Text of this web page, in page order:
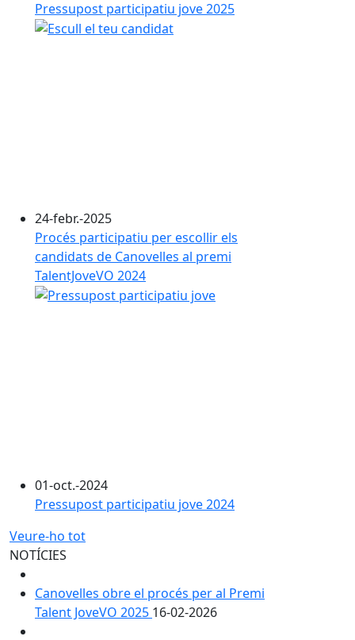
Pressupost participatiu jove 2025
24-febr.-2025
Procés participatiu per escollir els
candidats de Canovelles al premi
TalentJoveVO 2024
01-oct.-2024
Pressupost participatiu jove 2024
Veure-ho tot
NOTÍCIES
Canovelles obre el procés per al Premi
Talent JoveVO 2025 16-02-2026